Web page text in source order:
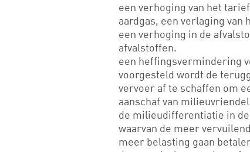
een verhoging van het
aardgas, een verlaging
een verhoging in de
afvalstoffen.
een heffingsvermindering
voorgesteld wordt de
vervoer af te schaffen om
aanschaf van
de milieudifferentiatie in
waarvan de meer
meer belasting gaan